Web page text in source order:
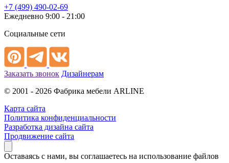
+7 (499) 490-02-69
Ежедневно 9:00 - 21:00
Социальные сети
Заказать звонок Дизайнерам
© 2001 - 2026 Фабрика мебели ARLINE
Карта сайта
Политика конфиденциальности
Разработка дизайна сайта
Продвижение сайта
Оставаясь с нами, вы соглашаетесь на использование файлов